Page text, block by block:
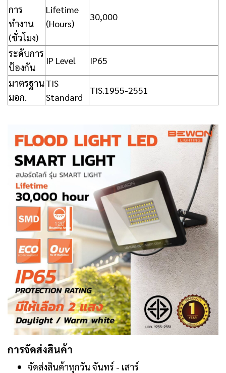
การ
ทำงาน
(ชั่วโมง)
Lifetime
(Hours)
30,000
ระดับการ
ป้องกัน
IP Level
IP65
มาตรฐาน
มอก.
TIS
Standard
TIS.1955-2551
การจัดส่งสินค้า
จัดส่งสินค้าทุกวัน จันทร์ - เสาร์